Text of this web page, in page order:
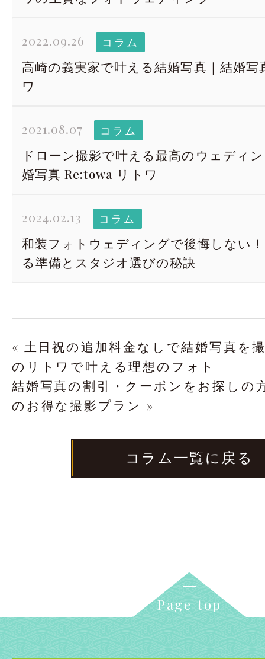
2022.09.26 コラム
高崎の義実家で叶える結婚写真｜結婚写
ワ
2021.08.07 コラム
ドローン撮影で叶える最高のウェディ
婚写真 Re:towa リトワ
2024.02.13 コラム
和装フォトウェディングで後悔しない
る準備とスタジオ選びの秘訣
« 土日祝の追加料金なしで結婚写真を
のリトワで叶える理想のフォト
結婚写真の割引・クーポンをお探しの
のお得な撮影プラン »
コラム一覧に戻る
Page top